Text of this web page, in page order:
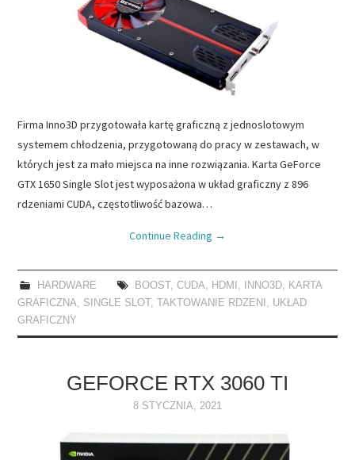
Firma Inno3D przygotowała kartę graficzną z jednoslotowym
systemem chłodzenia, przygotowaną do pracy w zestawach, w
których jest za mało miejsca na inne rozwiązania. Karta GeForce
GTX 1650 Single Slot jest wyposażona w układ graficzny z 896
rdzeniami CUDA, częstotliwość bazowa…
Continue Reading →
HARDWARE BOOST , CUDA, HDMI , INNO3D, KARTA
GRAFICZNA, SINGLE SLOT , TAKTOWANIE RDZENI , UKŁAD
GRAFICZNY
GEFORCE RTX 3060 TI
8 STYCZNIA, 2021